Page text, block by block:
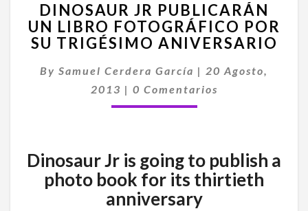
JR
PUBLICARÁN
UN
FOTOGRÁFICO
POR
DINOSAUR JR PUBLICARÁN
UN LIBRO FOTOGRÁFICO POR
SU TRIGÉSIMO ANIVERSARIO
By Samuel Cerdera García | 20 Agosto,
2013 | Comentarios
0 Comentarios
Dinosaur Jr is going to publish a
photo book for its thirtieth
anniversary